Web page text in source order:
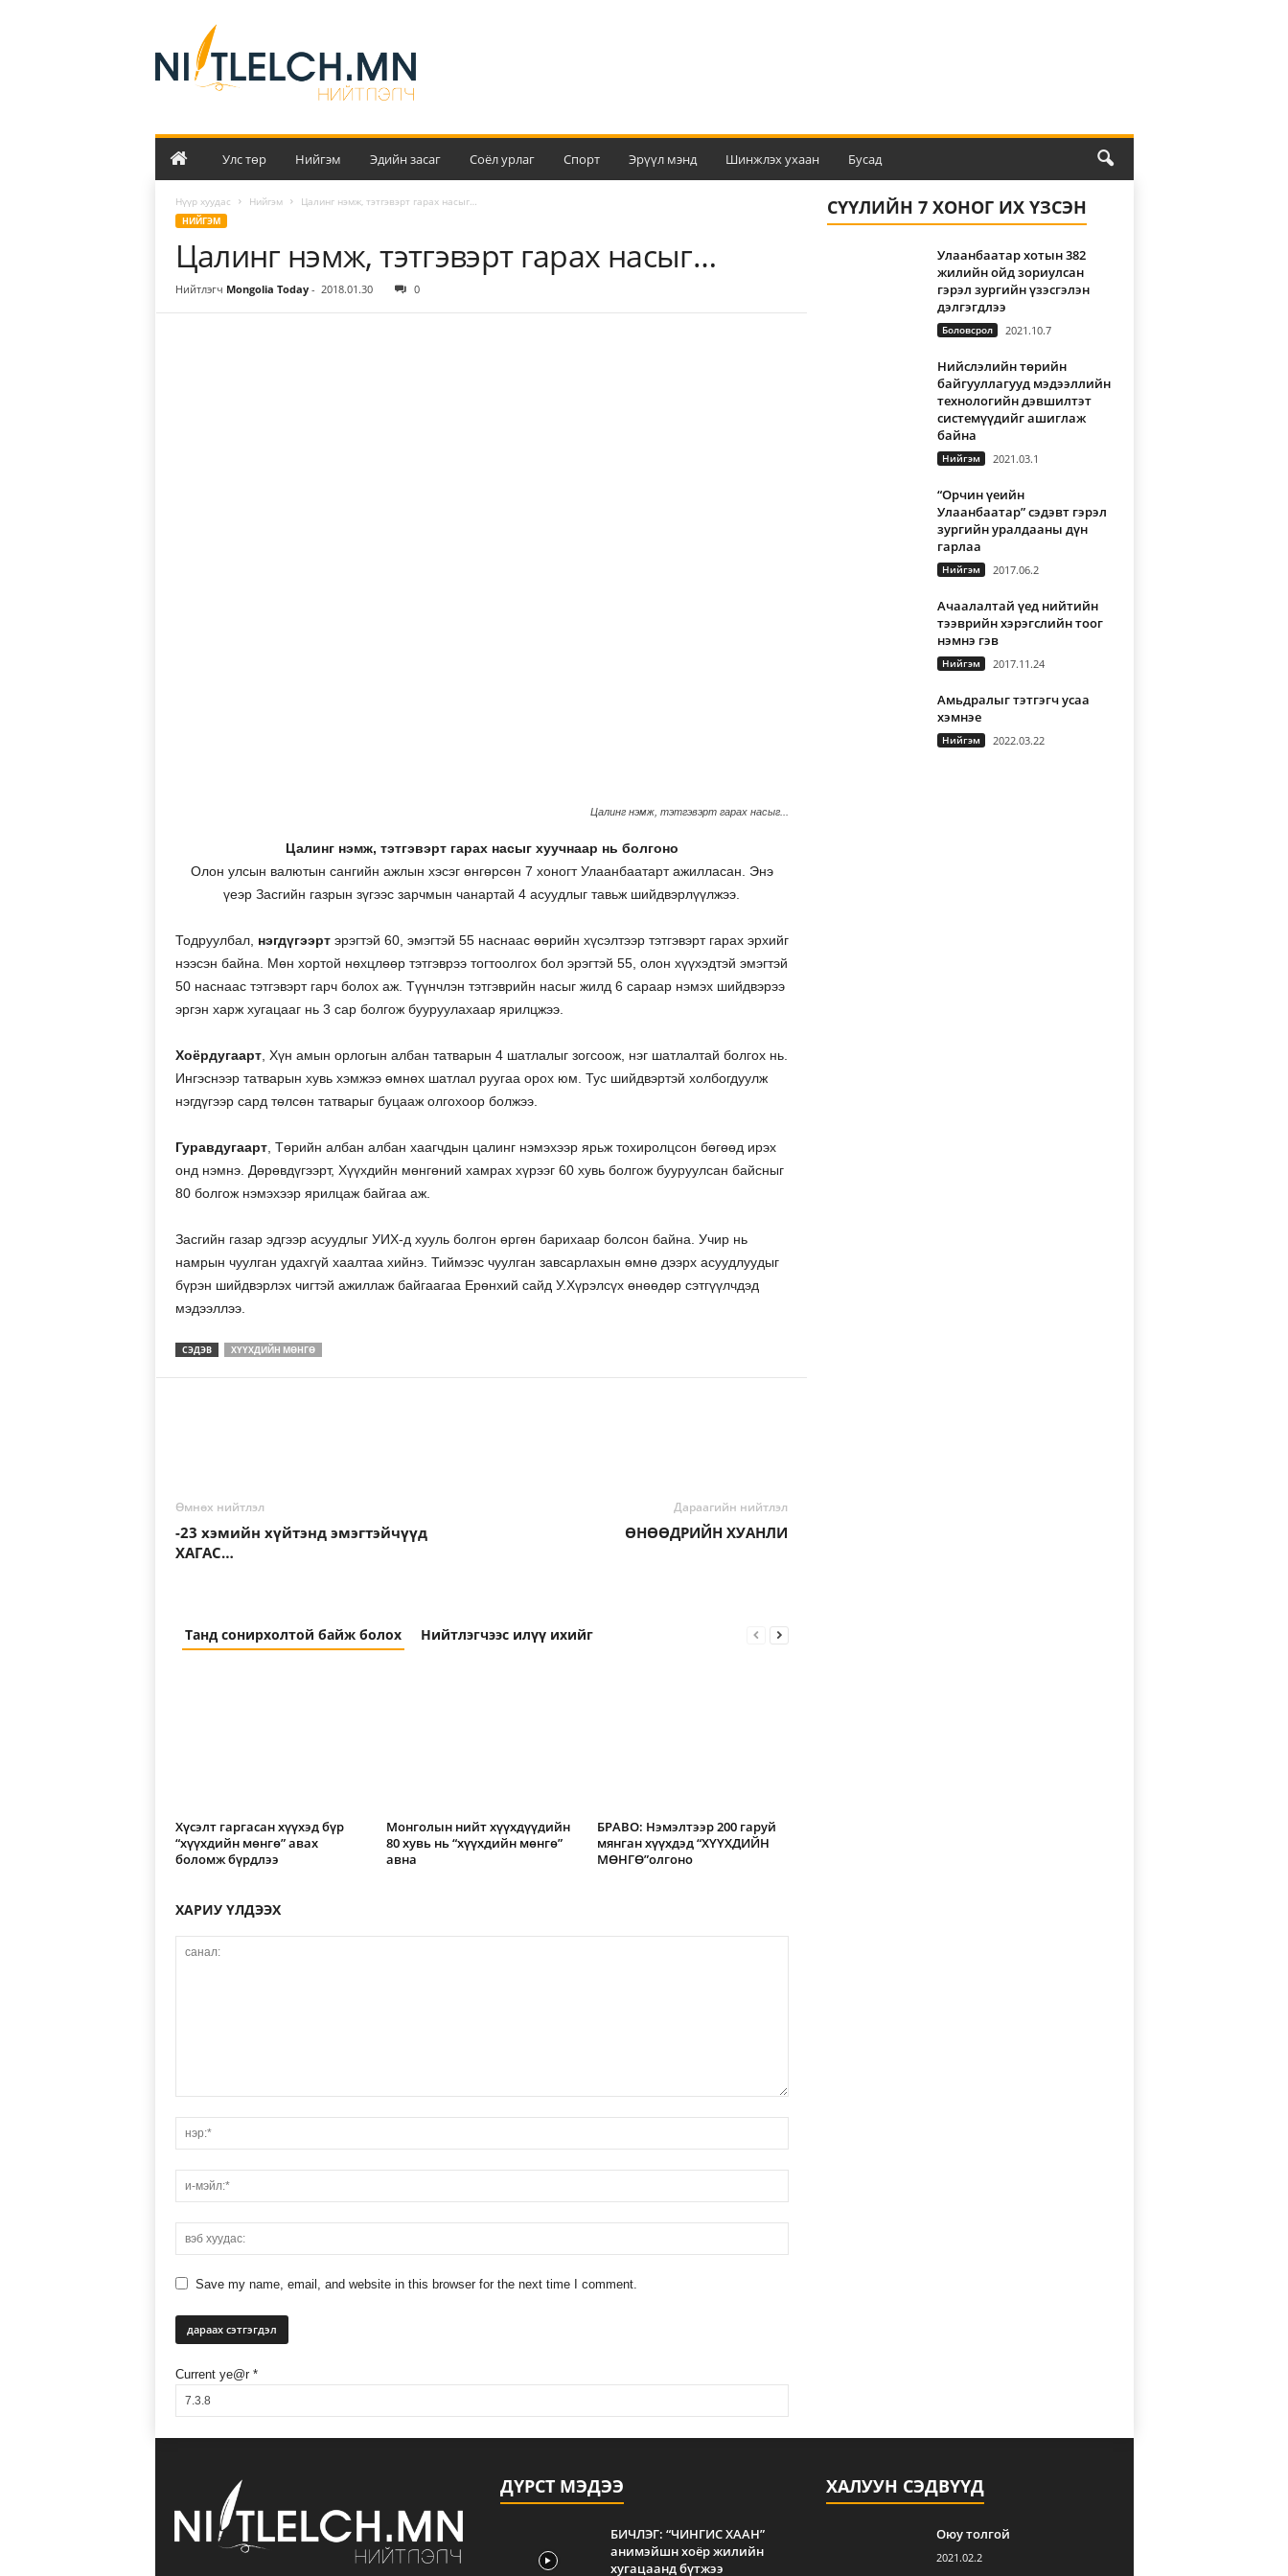
й
т
л
Улс төр Нийгэм Эдийн засаг Соёл урлаг Спорт Эрүүл мэнд Шинжлэх ухаан Бусад
Нүүр хуудас Нийгэм Цалинг нэмж, тэтгэвэрт гарах насыг…
НИЙГЭМ
Цалинг нэмж, тэтгэвэрт гарах насыг…
Нийтлэгч Mongolia Today- 2018.01.30 0
Цалинг нэмж, тэтгэвэрт гарах насыг...
Цалинг нэмж, тэтгэвэрт гарах насыг хуучнаар нь болгоно
Олон улсын валютын сангийн ажлын хэсэг өнгөрсөн 7 хоногт Улаанбаатарт ажилласан. Энэ
үеэр Засгийн газрын зүгээс зарчмын чанартай 4 асуудлыг тавьж шийдвэрлүүлжээ.
Тодруулбал, нэгдүгээртэрэгтэй 60, эмэгтэй 55 наснаас өөрийн хүсэлтээр тэтгэвэрт гарах эрхийг
нээсэн байна. Мөн хортой нөхцлөөр тэтгэврээ тогтоолгох бол эрэгтэй 55, олон хүүхэдтэй эмэгтэй
50 наснаас тэтгэвэрт гарч болох аж. Түүнчлэн тэтгэврийн насыг жилд 6 сараар нэмэх шийдвэрээ
эргэн харж хугацааг нь 3 сар болгож бууруулахаар ярилцжээ.
Хоёрдугаарт, Хүн амын орлогын албан татварын 4 шатлалыг зогсоож, нэг шатлалтай болгох нь.
Ингэснээр татварын хувь хэмжээ өмнөх шатлал руугаа орох юм. Тус шийдвэртэй холбогдуулж
нэгдүгээр сард төлсөн татварыг буцааж олгохоор болжээ.
Гуравдугаарт, Төрийн албан албан хаагчдын цалинг нэмэхээр ярьж тохиролцсон бөгөөд ирэх
онд нэмнэ. Дөрөвдүгээрт, Хүүхдийн мөнгөний хамрах хүрээг 60 хувь болгож бууруулсан байсныг
80 болгож нэмэхээр ярилцаж байгаа аж.
Засгийн газар эдгээр асуудлыг УИХ-д хууль болгон өргөн барихаар болсон байна. Учир нь
намрын чуулган удахгүй хаалтаа хийнэ. Тиймээс чуулган завсарлахын өмнө дээрх асуудлуудыг
бүрэн шийдвэрлэх чигтэй ажиллаж байгаагаа Ерөнхий сайд У.Хүрэлсүх өнөөдөр сэтгүүлчдэд
мэдээллээ.
СЭДЭВ ХҮҮХДИЙН МӨНГӨ
Өмнөх нийтлэл
-23 хэмийн хүйтэнд эмэгтэйчүүд
ХАГАС…
Дараагийн нийтлэл
ӨНӨӨДРИЙН ХУАНЛИ
Танд сонирхолтой байж болох Нийтлэгчээс илүү ихийг
Хүсэлт гаргасан хүүхэд бүр
“хүүхдийн мөнгө” авах
боломж бүрдлээ
Монголын нийт хүүхдүүдийн
80 хувь нь “хүүхдийн мөнгө”
авна
БРАВО: Нэмэлтээр 200 гаруй
мянган хүүхдэд “ХҮҮХДИЙН
МӨНГӨ”олгоно
ХАРИУ ҮЛДЭЭХ
Save my name, email, and website in this browser for the next time I comment.
Current ye@r *
СҮҮЛИЙН 7 ХОНОГ ИХ ҮЗСЭН
Улаанбаатар хотын 382
жилийн ойд зориулсан
гэрэл зургийн үзэсгэлэн
дэлгэгдлээ
Боловсрол 2021.10.7
Нийслэлийн төрийн
байгууллагууд мэдээллийн
технологийн дэвшилтэт
системүүдийг ашиглаж
байна
Нийгэм 2021.03.1
“Орчин үеийн
Улаанбаатар” сэдэвт гэрэл
зургийн уралдааны дүн
гарлаа
Нийгэм 2017.06.2
Ачаалалтай үед нийтийн
тээврийн хэрэгслийн тоог
нэмнэ гэв
Нийгэм 2017.11.24
Амьдралыг тэтгэгч усаа
хэмнэе
Нийгэм 2022.03.22
ДҮРСТ МЭДЭЭ
БИЧЛЭГ: “ЧИНГИС ХААН”
анимэйшн хоёр жилийн
хугацаанд бүтжээ
ХАЛУУН СЭДВҮҮД
Оюу толгой
2021.02.2